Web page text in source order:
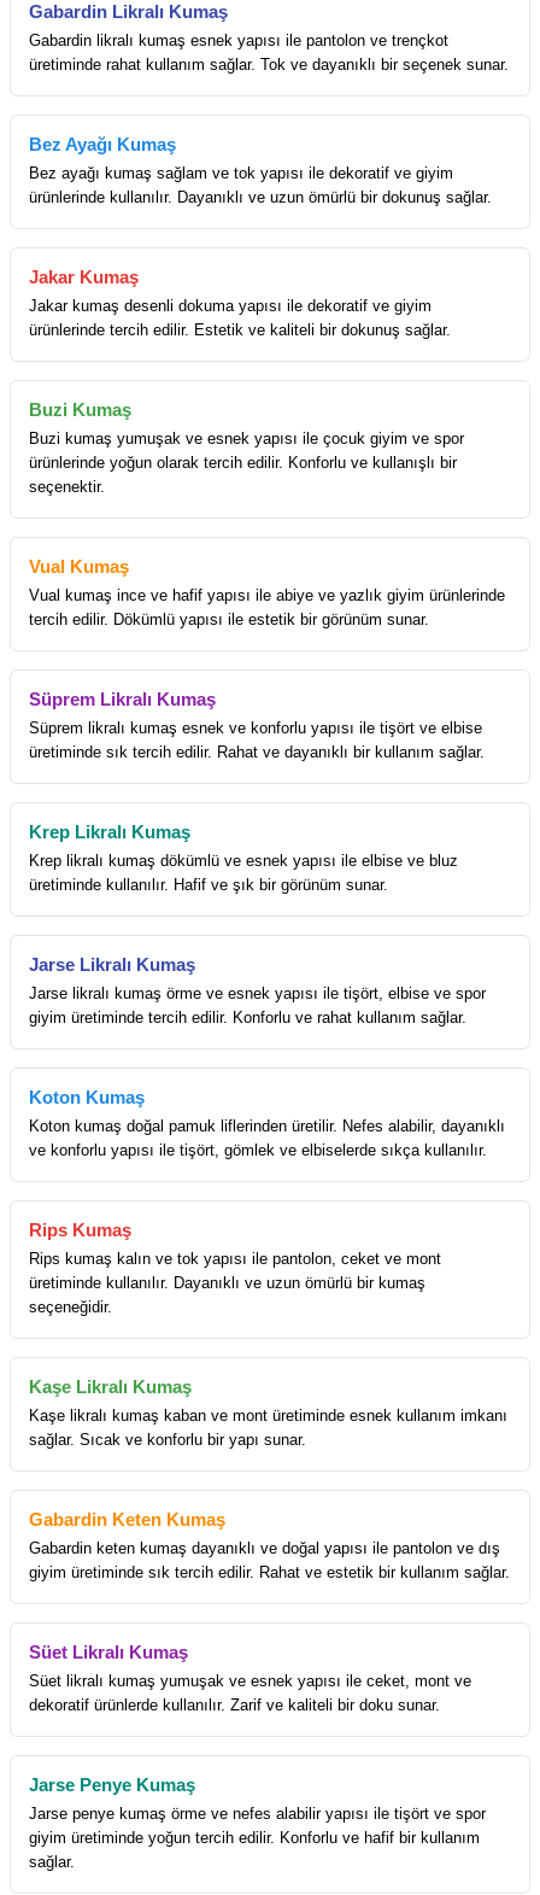
Gabardin Likralı Kumaş
Gabardin likralı kumaş esnek yapısı ile pantolon ve trençkot
üretiminde rahat kullanım sağlar. Tok ve dayanıklı bir seçenek sunar.
Bez Ayağı Kumaş
Bez ayağı kumaş sağlam ve tok yapısı ile dekoratif ve giyim
ürünlerinde kullanılır. Dayanıklı ve uzun ömürlü bir dokunuş sağlar.
Jakar Kumaş
Jakar kumaş desenli dokuma yapısı ile dekoratif ve giyim
ürünlerinde tercih edilir. Estetik ve kaliteli bir dokunuş sağlar.
Buzi Kumaş
Buzi kumaş yumuşak ve esnek yapısı ile çocuk giyim ve spor
ürünlerinde yoğun olarak tercih edilir. Konforlu ve kullanışlı bir
seçenektir.
Vual Kumaş
Vual kumaş ince ve hafif yapısı ile abiye ve yazlık giyim ürünlerinde
tercih edilir. Dökümlü yapısı ile estetik bir görünüm sunar.
Süprem Likralı Kumaş
Süprem likralı kumaş esnek ve konforlu yapısı ile tişört ve elbise
üretiminde sık tercih edilir. Rahat ve dayanıklı bir kullanım sağlar.
Krep Likralı Kumaş
Krep likralı kumaş dökümlü ve esnek yapısı ile elbise ve bluz
üretiminde kullanılır. Hafif ve şık bir görünüm sunar.
Jarse Likralı Kumaş
Jarse likralı kumaş örme ve esnek yapısı ile tişört, elbise ve spor
giyim üretiminde tercih edilir. Konforlu ve rahat kullanım sağlar.
Koton Kumaş
Koton kumaş doğal pamuk liflerinden üretilir. Nefes alabilir, dayanıklı
ve konforlu yapısı ile tişört, gömlek ve elbiselerde sıkça kullanılır.
Rips Kumaş
Rips kumaş kalın ve tok yapısı ile pantolon, ceket ve mont
üretiminde kullanılır. Dayanıklı ve uzun ömürlü bir kumaş
seçeneğidir.
Kaşe Likralı Kumaş
Kaşe likralı kumaş kaban ve mont üretiminde esnek kullanım imkanı
sağlar. Sıcak ve konforlu bir yapı sunar.
Gabardin Keten Kumaş
Gabardin keten kumaş dayanıklı ve doğal yapısı ile pantolon ve dış
giyim üretiminde sık tercih edilir. Rahat ve estetik bir kullanım sağlar.
Süet Likralı Kumaş
Süet likralı kumaş yumuşak ve esnek yapısı ile ceket, mont ve
dekoratif ürünlerde kullanılır. Zarif ve kaliteli bir doku sunar.
Jarse Penye Kumaş
Jarse penye kumaş örme ve nefes alabilir yapısı ile tişört ve spor
giyim üretiminde yoğun tercih edilir. Konforlu ve hafif bir kullanım
sağlar.